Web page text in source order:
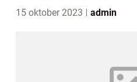
15 oktober 2023 admin